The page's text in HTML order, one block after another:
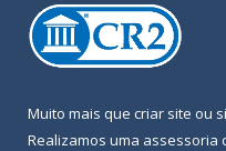
Muito mais que criar site ou
Realizamos uma assessoria